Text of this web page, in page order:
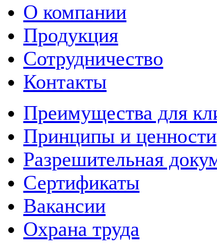
О компании
Продукция
Сотрудничество
Контакты
Преимущества для
Принципы и ценности
Разрешительная
Сертификаты
Вакансии
Охрана труда